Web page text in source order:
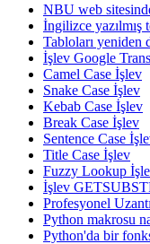
NBU web
İngilizce yazılmış
Tabloları yeniden
İşlev Google
Camel Case İşlev
Snake Case İşlev
Kebab Case İşlev
Break Case İşlev
Sentence Case
Title Case İşlev
Fuzzy Lookup
İşlev
Profesyonel
Python makrosu
Python'da bir